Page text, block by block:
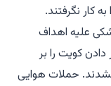
کار نگرفتند.
علیه اهداف
کویت را بر
حملات هوایی